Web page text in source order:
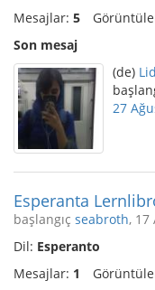
Mesajlar: 5
Son mesaj
(de)
27
Esperanta
başlangıç seabroth, 17
Dil: Esperanto
Mesajlar: 1